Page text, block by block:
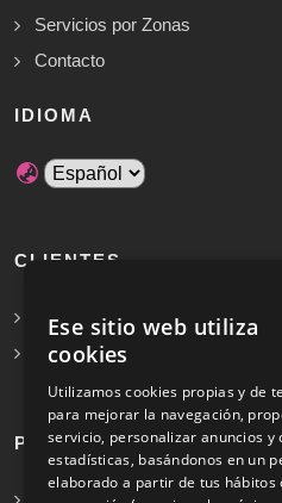
Servicios por Zonas
Contacto
IDIOMA
CLIENTES
Solicita Presupuesto Gratis
Preguntas frecuentes
PROFESIONALES
Info para profesionales
Ese sitio web utiliza
cookies
Utilizamos cookies propias y de
para mejorar la navegación,
servicio, personalizar anuncios y
estadísticas, basándonos en un
elaborado a partir de tus hábitos